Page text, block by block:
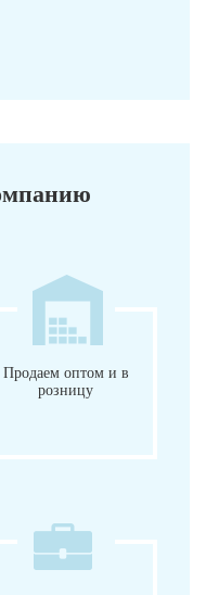
Продаем оптом и в
розницу